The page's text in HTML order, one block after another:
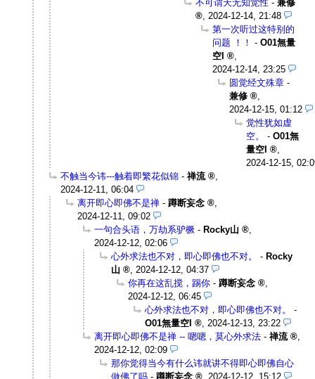
不可谓天无知觉性 - 兼修
2024-12-14, 21:48
第一次听过这特别的
问题 ！！ - O01無量
空I
2024-12-14, 23:25
圆觉经文殊章 -
兼修
2024-12-15, 01:12
觉性犹如虚
空。
- O01無
量空I
2024-12-15,
不触当今讳---触着即繁花似锦 - 禅流
2024-12-11, 06:04
离开即心即佛不是禅 - 蹲断妄念
2024-12-11, 09:02
一句合头语，万劫系驴橛 - Rocky山
2024-12-12, 02:06
心外求法也不对，即心即佛也不对。
- Rocky
山
2024-12-12, 04:37
你再在这乱搅，踢你 - 蹲断妄念
2024-12-12, 06:45
心外求法也不对，即心即佛也不对。
-
O01無量空I
2024-12-13, 23:22
离开即心即佛不是禅 -- 嗯嗯，莫心外求法 - 禅流
2024-12-12, 02:09
那你觉得当今有什么讳就讲不得即心即佛自心
做佛了吗 - 蹲断妄念 2024-12-12, 15:12